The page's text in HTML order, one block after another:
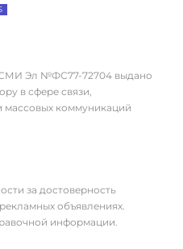
СМИ Эл №ФС77-72704 выдано
в сфере связи,
массовых коммуникаций
за достоверность
объявлениях.
информации.